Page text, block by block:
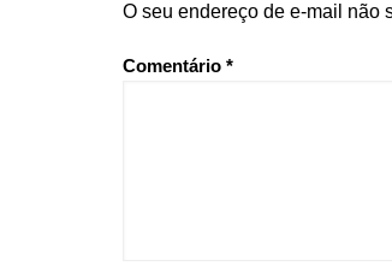
O seu endereço de e-mail não
Comentário *